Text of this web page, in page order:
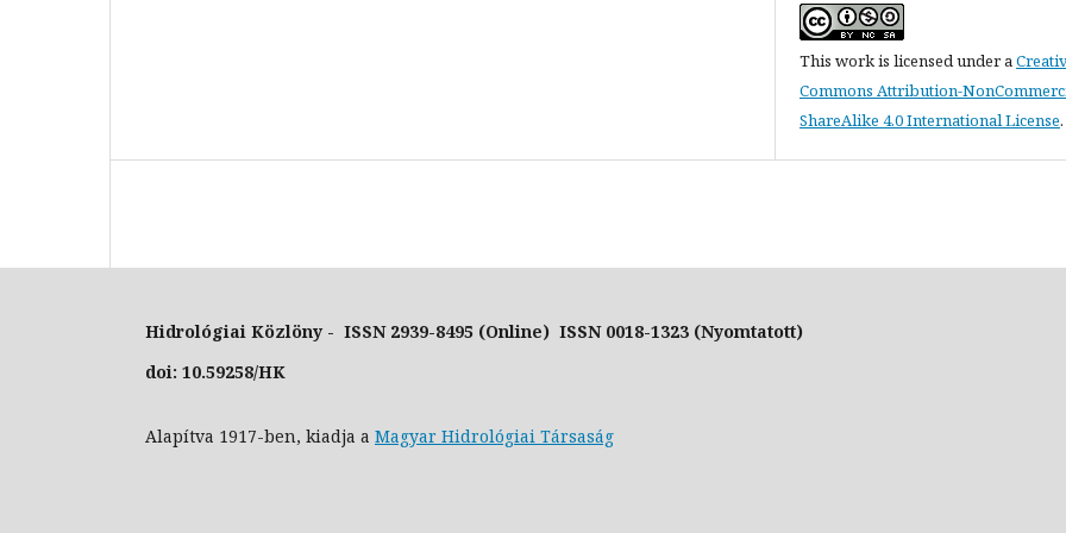
This work is licensed under a
Commons Attribution-
ShareAlike 4.0 International License.
Hidrológiai Közlöny - ISSN 2939-8495 (Online) ISSN 0018-1323 (Nyomtatott)
doi: 10.59258/HK
Alapítva 1917-ben, kiadja a Magyar Hidrológiai Társaság